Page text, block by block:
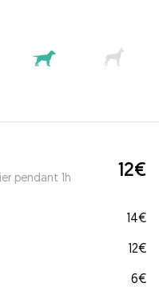
pendant 1h 12€
14€
12€
6€